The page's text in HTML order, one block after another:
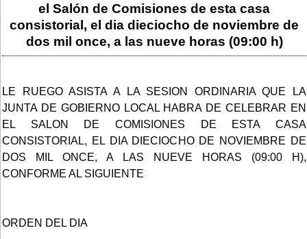
el Salón de Comisiones de esta casa
consistorial, el dia dieciocho de noviembre de
dos mil once, a las nueve horas (09:00 h)
LE RUEGO ASISTA A LA SESION ORDINARIA QUE LA
JUNTA DE GOBIERNO LOCAL HABRA DE CELEBRAR EN
EL SALON DE COMISIONES DE ESTA CASA
CONSISTORIAL, EL DIA DIECIOCHO DE NOVIEMBRE DE
DOS MIL ONCE, A LAS NUEVE HORAS (09:00 H),
CONFORME AL SIGUIENTE
ORDEN DEL DIA